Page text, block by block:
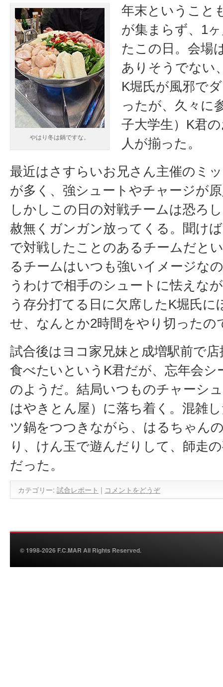
やはり冬は鍋ですな。
年末ということ
が集まらず、1
たこの日。会場
ありそうでない
K堀氏が風邪で
ったが、久々に
子大学生）K君
人が揃った。
最近はさすらいお兄さん主催のミ
が多く、強シュートやチャージが
しかしこの日の対戦チームは恐ろ
赦無くガンガン放ってくる。聞け
で対戦したことのあるチームだと
るチームはいつも強いイメージな
うわけで相手のシュートに怯えな
う存分打てる日に欠席したK堀氏
せ、なんとか2時間をやり切ったの
試合後はヨコ家兄妹と成増駅前で
食べたいというK君だが、忘年会シ
のようだ。結局いつものチャーシ
はやきとん屋）に落ち着く。混雑
ツ鍋をつつきながら、はるちゃん
り、けん玉で遊んだりして、師走
だった。
カテゴリー: 試合レポート | コメントをどうぞ
© 1998-2026 F.C.MAR All Rights Reserved.